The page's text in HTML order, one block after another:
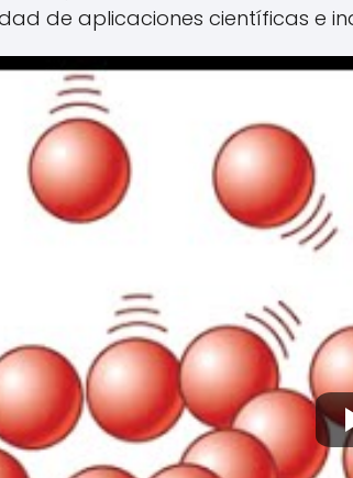
de aplicaciones científicas e